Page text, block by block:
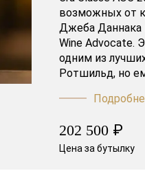
возможных от
Джеба Даннака
Wine Advocate.
одним из
Ротшильд, но
202 500 ₽
Цена за бутылку